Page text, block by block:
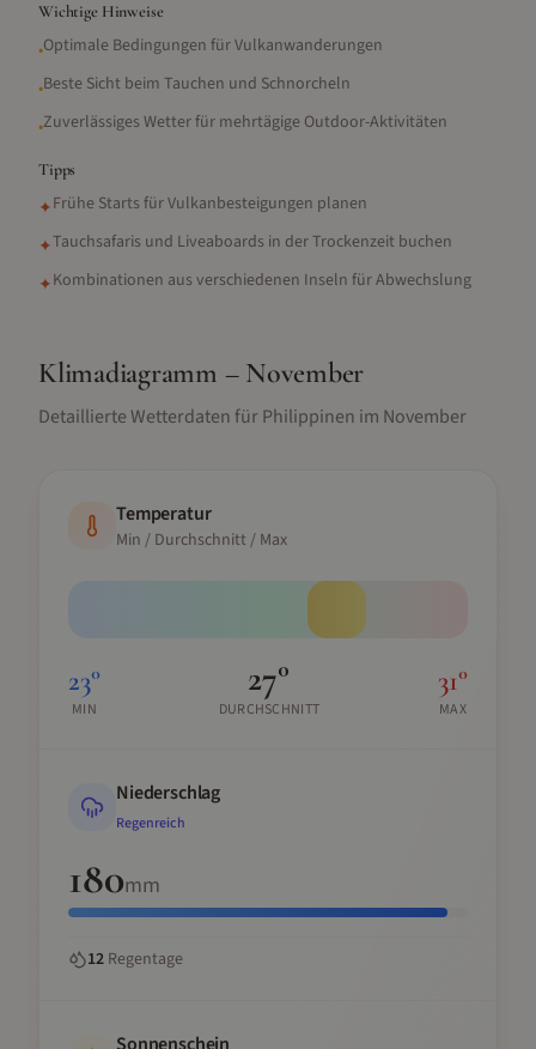
Wichtige Hinweise
•Optimale Bedingungen für Vulkanwanderungen
•Beste Sicht beim Tauchen und Schnorcheln
•Zuverlässiges Wetter für mehrtägige Outdoor-Aktivitäten
Tipps
✦Frühe Starts für Vulkanbesteigungen planen
✦Tauchsafaris und Liveaboards in der Trockenzeit buchen
✦Kombinationen aus verschiedenen Inseln für Abwechslung
Klimadiagramm – November
Detaillierte Wetterdaten fürPhilippinen im November
Temperatur
Min / Durchschnitt / Max
23°
MIN
27°
DURCHSCHNITT
31°
MAX
Niederschlag
Regenreich
180mm
12 Regentage